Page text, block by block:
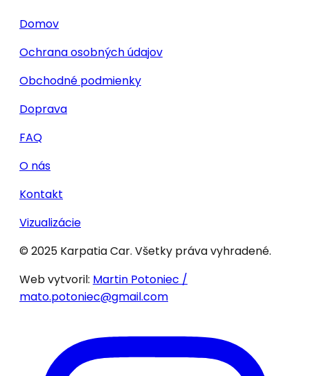
Domov
Ochrana osobných údajov
Obchodné podmienky
Doprava
FAQ
O nás
Kontakt
Vizualizácie
© 2025 Karpatia Car. Všetky práva vyhradené.
Web vytvoril: Martin Potoniec /
mato.potoniec@gmail.com